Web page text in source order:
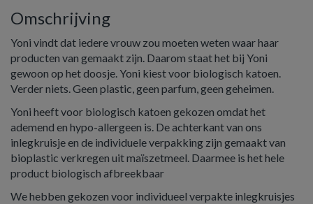
Omschrijving
Yoni vindt dat iedere vrouw zou moeten weten waar haar
producten van gemaakt zijn. Daarom staat het bij Yoni
gewoon op het doosje. Yoni kiest voor biologisch katoen.
Verder niets. Geen plastic, geen parfum, geen geheimen.
Yoni heeft voor biologisch katoen gekozen omdat het
ademend en hypo-allergeen is. De achterkant van ons
inlegkruisje en de individuele verpakking zijn gemaakt van
bioplastic verkregen uit maïszetmeel. Daarmee is het hele
product biologisch afbreekbaar
We hebben gekozen voor individueel verpakte inlegkruisjes